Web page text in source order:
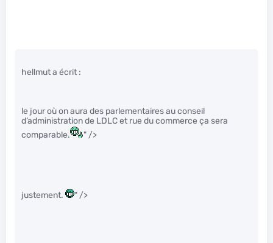
hellmut a écrit :
le jour où on aura des parlementaires au conseil
d’administration de LDLC et rue du commerce ça sera
comparable.
" />
justement. " />